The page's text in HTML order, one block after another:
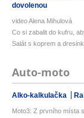
dovolenou
video Alena Mihulová
Co si zabalit do kufru,
Salát s koprem a
Auto-moto
Alko-kalkulačka
Moto3: Z prvního místa